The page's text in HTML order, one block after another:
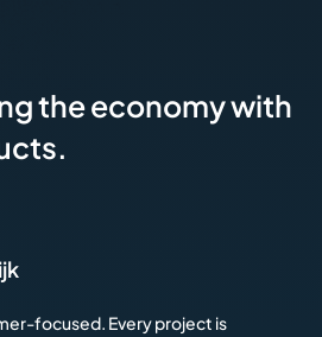
the economy with
focused. Every project is